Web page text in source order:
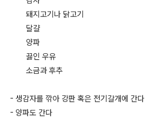
돼지고기나 닭고기
달걀
양파
끓인 우유
소금과 후추
- 생감자를 깎아 강판 혹은 전기갈개에 간다
- 양파도 간다